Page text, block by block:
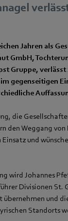
Jahren als
GmbH,
Gruppe, verlässt
gegenseitigen
die
den Weggang von
und
wird Johannes
Divisionen St.
übernehmen und
Standorts